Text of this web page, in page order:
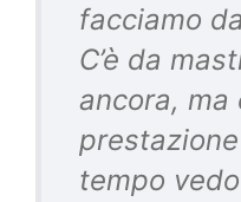
facciamo
C’è da
ancora, ma
tempo